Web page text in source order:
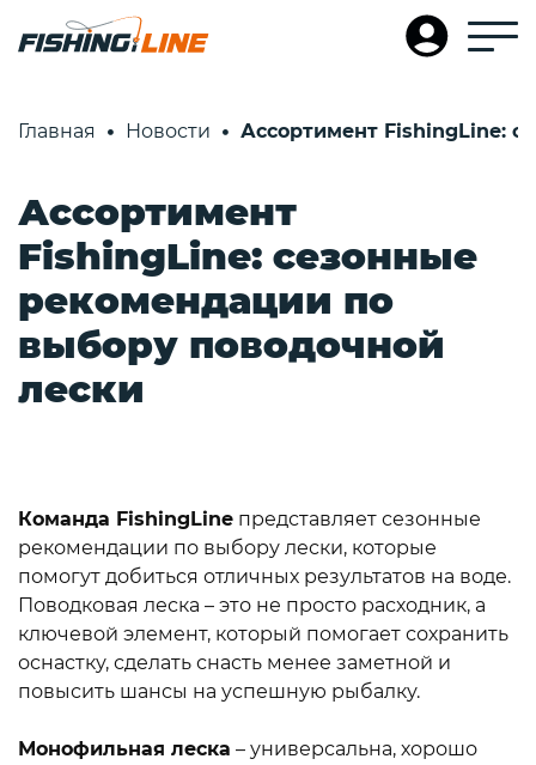
Главная Новости Ассортимент FishingLine:
Ассортимент
FishingLine: сезонные
рекомендации по
выбору поводочной
лески
Команда FishingLine представляет сезонные
рекомендации по выбору лески, которые
помогут добиться отличных результатов на воде​​​​​​​​​​​​​​.
Поводковая леска – это не просто расходник, а
ключевой элемент, который помогает сохранить
оснастку, сделать снасть менее заметной и
повысить шансы на успешную рыбалку.
Монофильная леска – универсальна, хорошо